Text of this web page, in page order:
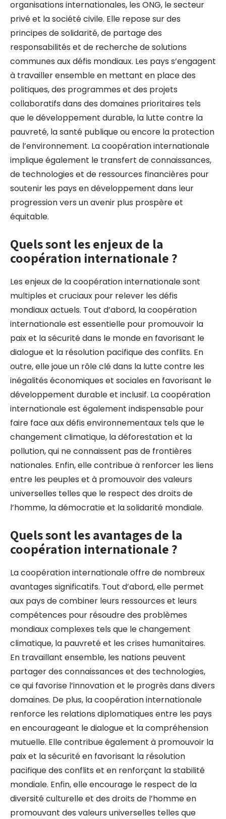
organisations internationales, les ONG, le secteur
privé et la société civile. Elle repose sur des
principes de solidarité, de partage des
responsabilités et de recherche de solutions
communes aux défis mondiaux. Les pays s’engagent
à travailler ensemble en mettant en place des
politiques, des programmes et des projets
collaboratifs dans des domaines prioritaires tels
que le développement durable, la lutte contre la
pauvreté, la santé publique ou encore la protection
de l’environnement. La coopération internationale
implique également le transfert de connaissances,
de technologies et de ressources financières pour
soutenir les pays en développement dans leur
progression vers un avenir plus prospère et
équitable.
Quels sont les enjeux de la
coopération internationale ?
Les enjeux de la coopération internationale sont
multiples et cruciaux pour relever les défis
mondiaux actuels. Tout d’abord, la coopération
internationale est essentielle pour promouvoir la
paix et la sécurité dans le monde en favorisant le
dialogue et la résolution pacifique des conflits. En
outre, elle joue un rôle clé dans la lutte contre les
inégalités économiques et sociales en favorisant le
développement durable et inclusif. La coopération
internationale est également indispensable pour
faire face aux défis environnementaux tels que le
changement climatique, la déforestation et la
pollution, qui ne connaissent pas de frontières
nationales. Enfin, elle contribue à renforcer les liens
entre les peuples et à promouvoir des valeurs
universelles telles que le respect des droits de
l’homme, la démocratie et la solidarité mondiale.
Quels sont les avantages de la
coopération internationale ?
La coopération internationale offre de nombreux
avantages significatifs. Tout d’abord, elle permet
aux pays de combiner leurs ressources et leurs
compétences pour résoudre des problèmes
mondiaux complexes tels que le changement
climatique, la pauvreté et les crises humanitaires.
En travaillant ensemble, les nations peuvent
partager des connaissances et des technologies,
ce qui favorise l’innovation et le progrès dans divers
domaines. De plus, la coopération internationale
renforce les relations diplomatiques entre les pays
en encourageant le dialogue et la compréhension
mutuelle. Elle contribue également à promouvoir la
paix et la sécurité en favorisant la résolution
pacifique des conflits et en renforçant la stabilité
mondiale. Enfin, elle encourage le respect de la
diversité culturelle et des droits de l’homme en
promouvant des valeurs universelles telles que